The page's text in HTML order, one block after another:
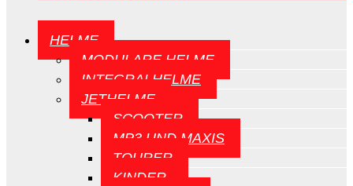
HELME
MODULARE HELME
INTEGRALHELME
JETHELME
SCOOTER
MP3 UND MAXIS
TOURER
KINDER